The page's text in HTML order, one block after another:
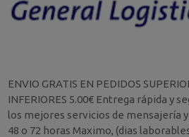
ENVIO GRATIS EN PEDIDOS
INFERIORES 5.00€ Entrega rápida y
los mejores servicios de mensajería
48 o 72 horas Maximo, (dias